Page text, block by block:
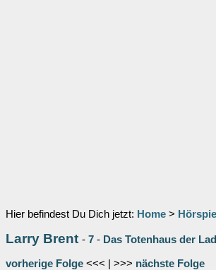
Hier befindest Du Dich jetzt: Home >
Larry Brent - 7 - Das Totenhaus der
vorherige Folge <<< | >>> nächste Folge